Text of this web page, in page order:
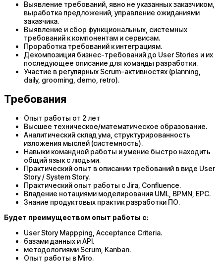
Выявление требований, явно не указанных заказчиком,
выработка предложений, управление ожиданиями
заказчика.
Выявление и сбор функциональных, системных
требований к компонентам и сервисам.
Проработка требований к интеграциям.
Декомпозиция бизнес-требований до User Stories и их
последующее описание для команды разработки.
Участие в регулярных Scrum-активностях (planning,
daily, grooming, demo, retro).
Требования
Опыт работы от 2 лет
Высшее техническое/математическое образование.
Аналитический склад ума, структурированность
изложения мыслей (системность).
Навыки командной работы и умение быстро находить
общий язык с людьми.
Практический опыт в описании требований в виде User
Story / System Story.
Практический опыт работы с Jira, Confluence.
Владение нотациями моделирования UML, BPMN, EPC.
Знание продуктовых практик разработки ПО.
Будет преимуществом опыт работы с:
User Story Mappping, Acceptance Criteria.
базами данных и API.
методологиями Scrum, Kanban.
Опыт работы в Miro.